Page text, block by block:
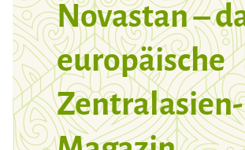
Novastan –
europäische
Zentralasien-